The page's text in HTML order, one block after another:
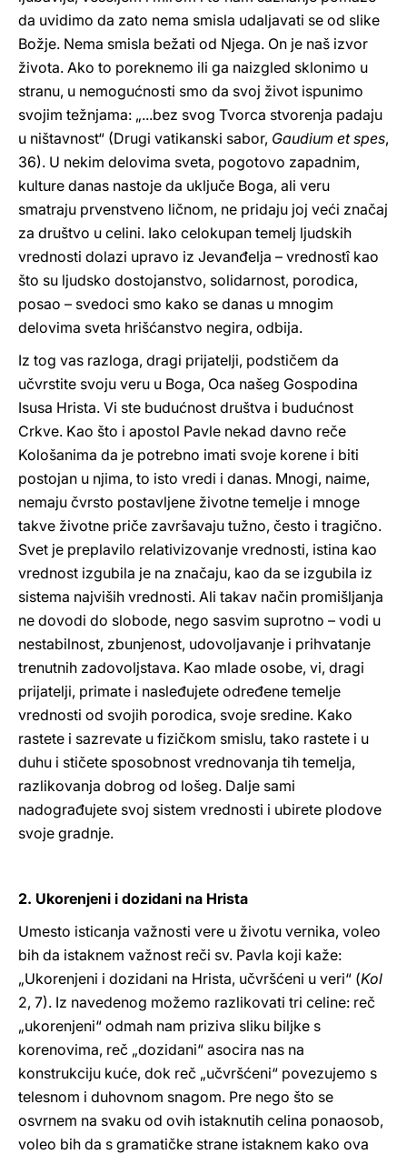
da uvidimo da zato nema smisla udaljavati se od slike
Božje. Nema smisla bežati od Njega. On je naš izvor
života. Ako to poreknemo ili ga naizgled sklonimo u
stranu, u nemogućnosti smo da svoj život ispunimo
svojim težnjama: „...bez svog Tvorca stvorenja padaju
u ništavnost“ (Drugi vatikanski sabor, Gaudium et spes,
36). U nekim delovima sveta, pogotovo zapadnim,
kulture danas nastoje da uključe Boga, ali veru
smatraju prvenstveno ličnom, ne pridaju joj veći značaj
za društvo u celini. Iako celokupan temelj ljudskih
vrednosti dolazi upravo iz Jevanđelja – vrednostî kao
što su ljudsko dostojanstvo, solidarnost, porodica,
posao – svedoci smo kako se danas u mnogim
delovima sveta hrišćanstvo negira, odbija.
Iz tog vas razloga, dragi prijatelji, podstičem da
učvrstite svoju veru u Boga, Oca našeg Gospodina
Isusa Hrista. Vi ste budućnost društva i budućnost
Crkve. Kao što i apostol Pavle nekad davno reče
Kološanima da je potrebno imati svoje korene i biti
postojan u njima, to isto vredi i danas. Mnogi, naime,
nemaju čvrsto postavljene životne temelje i mnoge
takve životne priče završavaju tužno, često i tragično.
Svet je preplavilo relativizovanje vrednosti, istina kao
vrednost izgubila je na značaju, kao da se izgubila iz
sistema najviših vrednosti. Ali takav način promišljanja
ne dovodi do slobode, nego sasvim suprotno – vodi u
nestabilnost, zbunjenost, udovoljavanje i prihvatanje
trenutnih zadovoljstava. Kao mlade osobe, vi, dragi
prijatelji, primate i nasleđujete određene temelje
vrednosti od svojih porodica, svoje sredine. Kako
rastete i sazrevate u fizičkom smislu, tako rastete i u
duhu i stičete sposobnost vrednovanja tih temelja,
razlikovanja dobrog od lošeg. Dalje sami
nadograđujete svoj sistem vrednosti i ubirete plodove
svoje gradnje.
2. Ukorenjeni i dozidani na Hrista
Umesto isticanja važnosti vere u životu vernika, voleo
bih da istaknem važnost reči sv. Pavla koji kaže:
„Ukorenjeni i dozidani na Hrista, učvršćeni u veri“ (Kol
2, 7). Iz navedenog možemo razlikovati tri celine: reč
„ukorenjeni“ odmah nam priziva sliku biljke s
korenovima, reč „dozidani“ asocira nas na
konstrukciju kuće, dok reč „učvršćeni“ povezujemo s
telesnom i duhovnom snagom. Pre nego što se
osvrnem na svaku od ovih istaknutih celina ponaosob,
voleo bih da s gramatičke strane istaknem kako ova